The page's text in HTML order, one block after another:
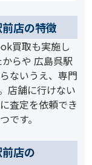
店の特徴
買取も実施し
らや 広島呉駅
ないうえ、専門
店舗に行けない
査定を依頼でき
です。
店の